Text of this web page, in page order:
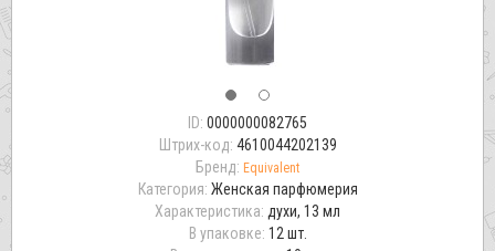
ID: 0000000082765
Штрих-код: 4610044202139
Бренд: Equivalent
Категория: Женская парфюмерия
Характеристика: духи, 13 мл
В упаковке: 12 шт.